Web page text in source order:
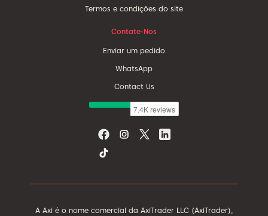
Termos e condições do site
Contate-Nos
Enviar um pedido
WhatsApp
Contact Us
A Axi é o nome comercial da AxiTrader LLC (AxiTrader),